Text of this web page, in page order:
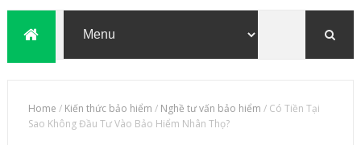
Home / Kiến thức bảo hiểm / Nghề tư vấn bảo hiểm / Có Tiền Tại
Sao Không Đầu Tư Vào Bảo Hiểm Nhân Thọ?